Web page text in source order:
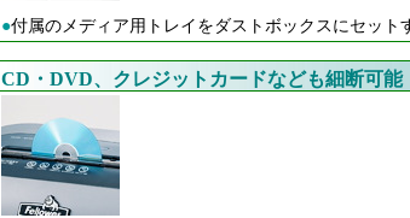
●付属のメディア用トレイをダストボックスにセット
CD・DVD、クレジットカードなども細断可能